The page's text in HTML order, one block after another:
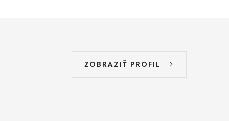
ZOBRAZIŤ PROFIL